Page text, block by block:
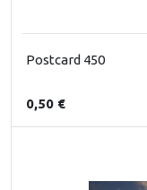
Postcard 450
0,50 €